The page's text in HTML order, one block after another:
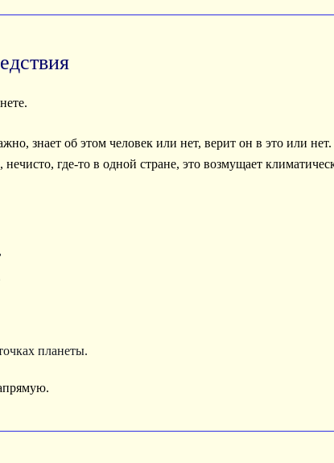
знает об этом человек или нет, верит он в это или нет.
нечисто, где-то в одной стране, это возмущает
планеты.